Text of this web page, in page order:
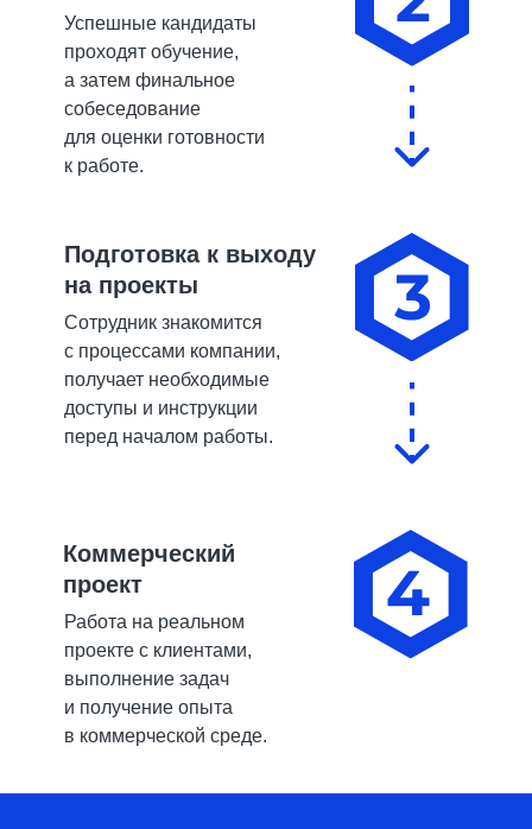
Успешные кандидаты
проходят обучение,
а затем финальное
собеседование
для оценки готовности
к работе.
Подготовка к выходу
на проекты
Сотрудник знакомится
с процессами компании,
получает необходимые
доступы и инструкции
перед началом работы.
Коммерческий
проект
Работа на реальном
проекте с клиентами,
выполнение задач
и получение опыта
в коммерческой среде.